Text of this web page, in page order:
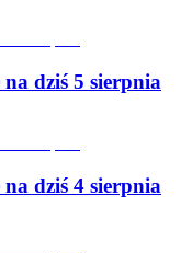
dziś 5 sierpnia
dziś 4 sierpnia